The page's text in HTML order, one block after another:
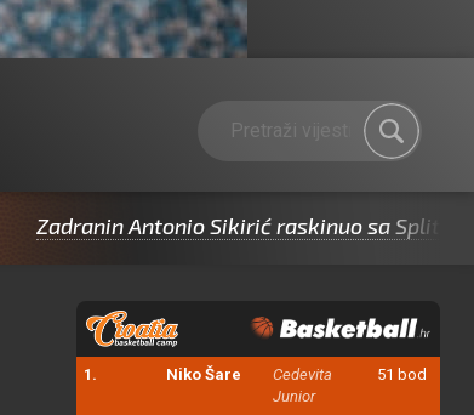
Zadranin Antonio Sikirić raskinuo sa Splitom pa
1. Niko Šare
Cedevita
Junior
51 bod